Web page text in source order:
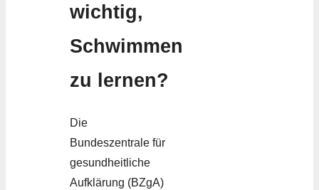
wichtig,
Schwimmen
zu lernen?
Die
Bundeszentrale für
gesundheitliche
Aufklärung (BZgA)